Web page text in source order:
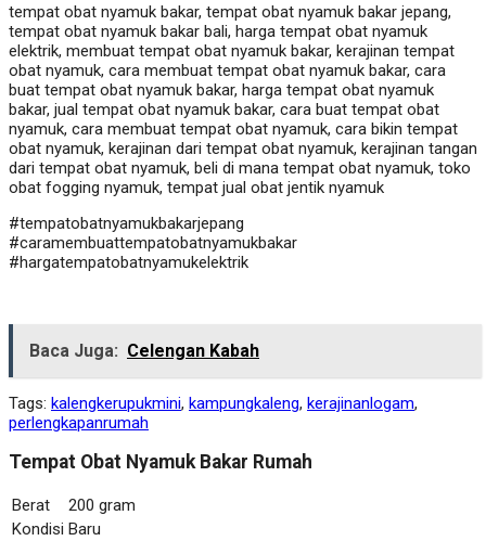
tempat obat nyamuk bakar, tempat obat nyamuk bakar jepang,
tempat obat nyamuk bakar bali, harga tempat obat nyamuk
elektrik, membuat tempat obat nyamuk bakar, kerajinan tempat
obat nyamuk, cara membuat tempat obat nyamuk bakar, cara
buat tempat obat nyamuk bakar, harga tempat obat nyamuk
bakar, jual tempat obat nyamuk bakar, cara buat tempat obat
nyamuk, cara membuat tempat obat nyamuk, cara bikin tempat
obat nyamuk, kerajinan dari tempat obat nyamuk, kerajinan tangan
dari tempat obat nyamuk, beli di mana tempat obat nyamuk, toko
obat fogging nyamuk, tempat jual obat jentik nyamuk
#tempatobatnyamukbakarjepang
#caramembuattempatobatnyamukbakar
#hargatempatobatnyamukelektrik
Baca Juga: Celengan Kabah
Tags: kalengkerupukmini, kampungkaleng, kerajinanlogam,
perlengkapanrumah
Tempat Obat Nyamuk Bakar Rumah
Berat
200 gram
Kondisi Baru